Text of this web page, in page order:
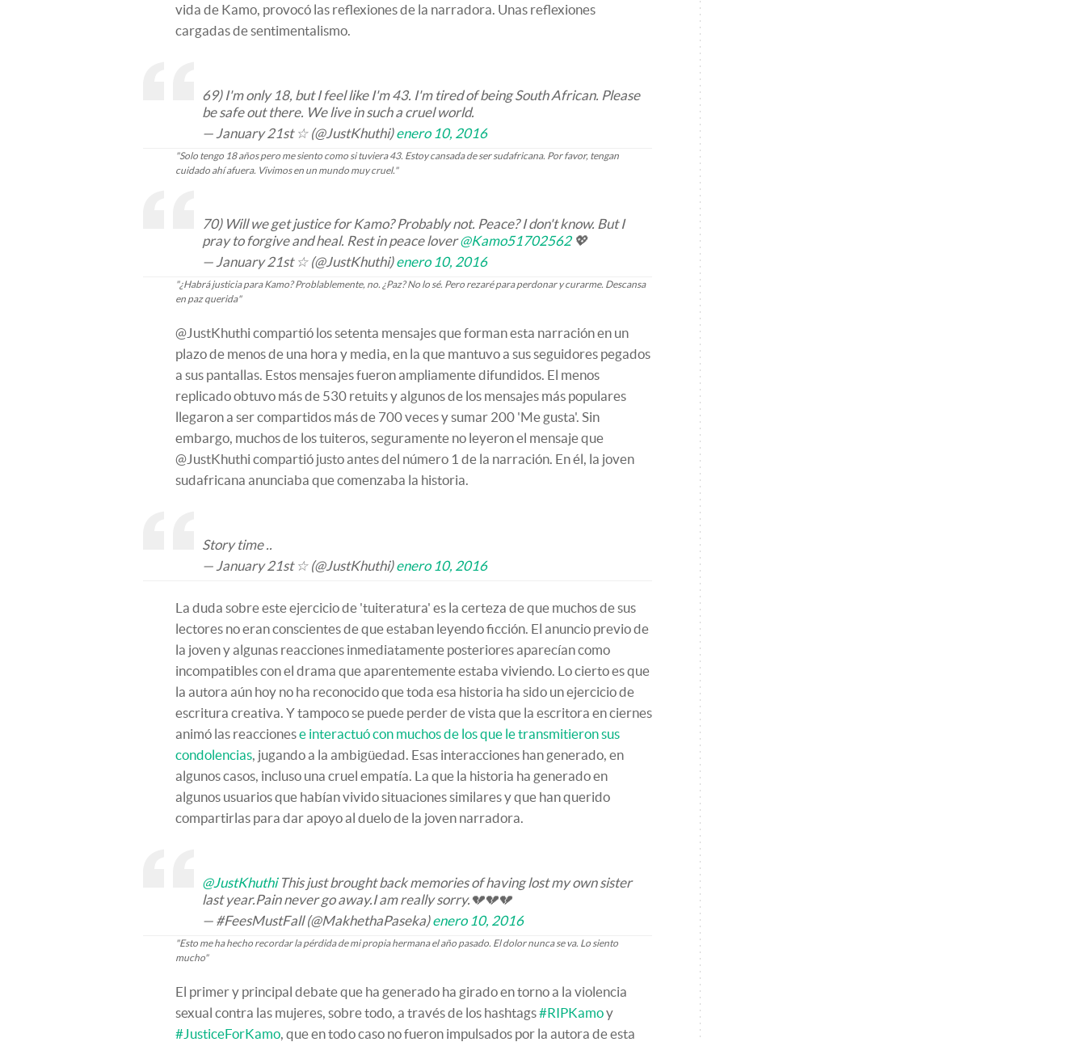
vida de Kamo, provocó las reflexiones de la narradora. Unas reflexiones
cargadas de sentimentalismo.
69) I'm only 18, but I feel like I'm 43. I'm tired of being South African. Please
be safe out there. We live in such a cruel world.
— January 21st ☆ (@JustKhuthi)enero 10, 2016
"Solo tengo 18 años pero me siento como si tuviera 43. Estoy cansada de ser sudafricana. Por favor, tengan
cuidado ahí afuera. Vivimos en un mundo muy cruel."
70) Will we get justice for Kamo? Probably not. Peace? I don't know. But I
pray to forgive and heal. Rest in peace lover@Kamo51702562💖
— January 21st ☆ (@JustKhuthi)enero 10, 2016
"¿Habrá justicia para Kamo? Problablemente, no. ¿Paz? No lo sé. Pero rezaré para perdonar y curarme. Descansa
en paz querida"
@JustKhuthi compartió los setenta mensajes que forman esta narración en un
plazo de menos de una hora y media, en la que mantuvo a sus seguidores pegados
a sus pantallas. Estos mensajes fueron ampliamente difundidos. El menos
replicado obtuvo más de 530 retuits y algunos de los mensajes más populares
llegaron a ser compartidos más de 700 veces y sumar 200 'Me gusta'. Sin
embargo, muchos de los tuiteros, seguramente no leyeron el mensaje que
@JustKhuthi compartió justo antes del número 1 de la narración. En él, la joven
sudafricana anunciaba que comenzaba la historia.
Story time ..
— January 21st ☆ (@JustKhuthi)enero 10, 2016
La duda sobre este ejercicio de 'tuiteratura' es la certeza de que muchos de sus
lectores no eran conscientes de que estaban leyendo ficción. El anuncio previo de
la joven y algunas reacciones inmediatamente posteriores aparecían como
incompatibles con el drama que aparentemente estaba viviendo. Lo cierto es que
la autora aún hoy no ha reconocido que toda esa historia ha sido un ejercicio de
escritura creativa. Y tampoco se puede perder de vista que la escritora en ciernes
animó las reaccionese interactuó con muchos de los que le transmitieron sus
condolencias, jugando a la ambigüedad. Esas interacciones han generado, en
algunos casos, incluso una cruel empatía. La que la historia ha generado en
algunos usuarios que habían vivido situaciones similares y que han querido
compartirlas para dar apoyo al duelo de la joven narradora.
@JustKhuthiThis just brought back memories of having lost my own sister
last year.Pain never go away.I am really sorry.💔💔💔
— #FeesMustFall (@MakhethaPaseka)enero 10, 2016
"Esto me ha hecho recordar la pérdida de mi propia hermana el año pasado. El dolor nunca se va. Lo siento
mucho"
El primer y principal debate que ha generado ha girado en torno a la violencia
sexual contra las mujeres, sobre todo, a través de los hashtags#RIPKamoy
#JusticeForKamo, que en todo caso no fueron impulsados por la autora de esta